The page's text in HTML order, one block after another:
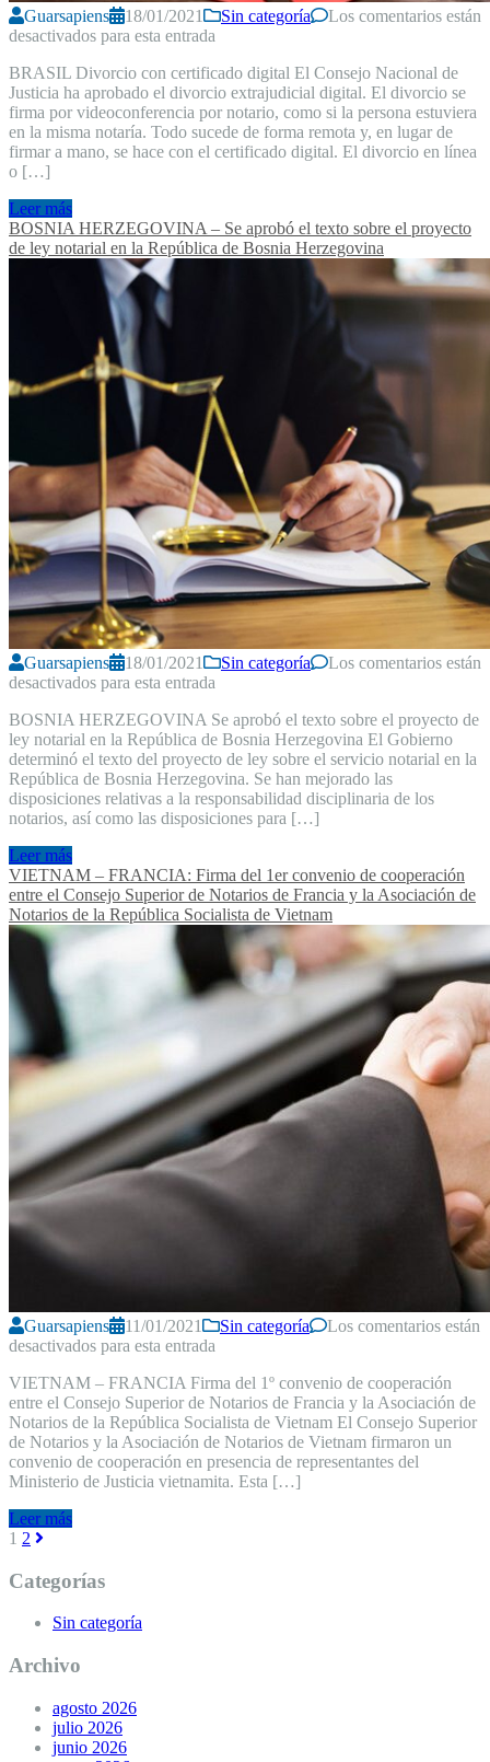
Guarsapiens 18/01/2021 Sin categoría
Los comentarios están
desactivados para esta entrada
BRASIL Divorcio con certificado digital El Consejo Nacional de
Justicia ha aprobado el divorcio extrajudicial digital. El divorcio se
firma por videoconferencia por notario, como si la persona estuviera
en la misma notaría. Todo sucede de forma remota y, en lugar de
firmar a mano, se hace con el certificado digital. El divorcio en línea
o […]
Leer más
BOSNIA HERZEGOVINA – Se aprobó el texto sobre el proyecto
de ley notarial en la República de Bosnia Herzegovina
Guarsapiens 18/01/2021 Sin categoría
Los comentarios están
desactivados para esta entrada
BOSNIA HERZEGOVINA Se aprobó el texto sobre el proyecto de
ley notarial en la República de Bosnia Herzegovina El Gobierno
determinó el texto del proyecto de ley sobre el servicio notarial en la
República de Bosnia Herzegovina. Se han mejorado las
disposiciones relativas a la responsabilidad disciplinaria de los
notarios, así como las disposiciones para […]
Leer más
VIETNAM – FRANCIA: Firma del 1er convenio de cooperación
entre el Consejo Superior de Notarios de Francia y la Asociación de
Notarios de la República Socialista de Vietnam
Guarsapiens 11/01/2021 Sin categoría
Los comentarios están
desactivados para esta entrada
VIETNAM – FRANCIA Firma del 1º convenio de cooperación
entre el Consejo Superior de Notarios de Francia y la Asociación de
Notarios de la República Socialista de Vietnam El Consejo Superior
de Notarios y la Asociación de Notarios de Vietnam firmaron un
convenio de cooperación en presencia de representantes del
Ministerio de Justicia vietnamita. Esta […]
Leer más
Navegación
de
entradas
1 2
Categorías
Sin categoría
Archivo
agosto 2026
julio 2026
junio 2026